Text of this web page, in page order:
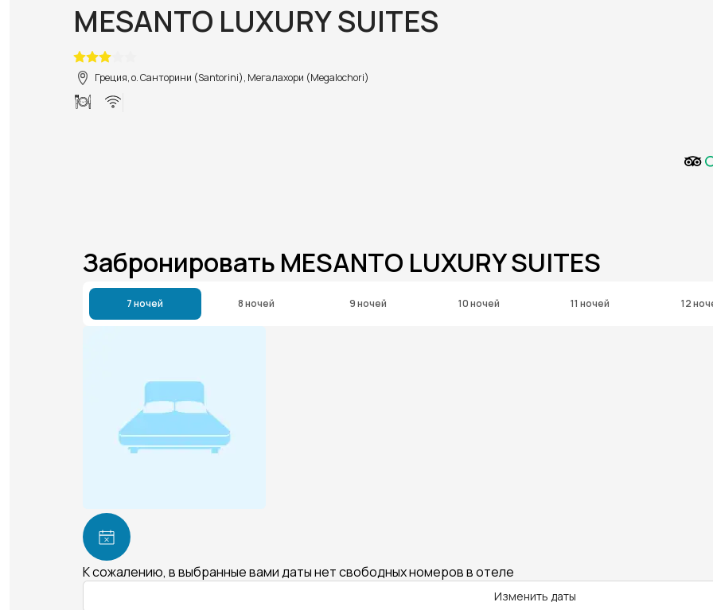
MESANTO LUXURY SUITES
Греция, о. Санторини (Santorini), Мегалахори (Megalochori)
Забронировать MESANTO LUXURY SUITES
7 ночей 8 ночей 9 ночей 10 ночей 11 ночей 12
К сожалению, в выбранные вами даты нет свободных номеров в отеле
Изменить даты